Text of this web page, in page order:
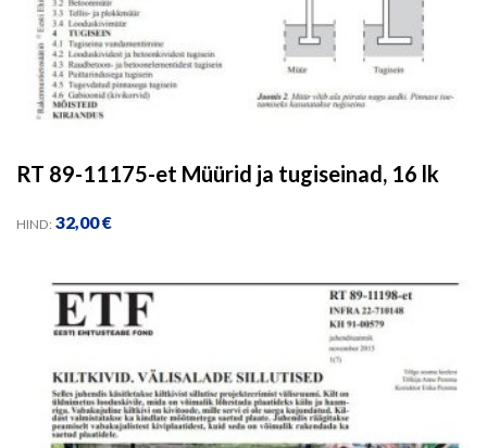
RT 89-11175-et Müürid ja tugiseinad, 16 lk
HIND: 32,00€